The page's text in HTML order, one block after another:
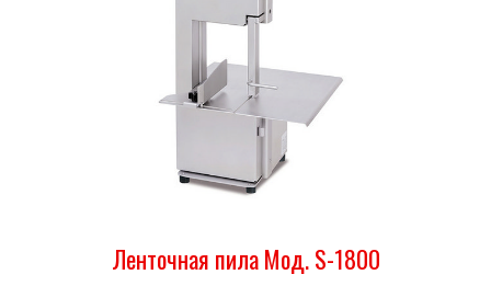
Ленточная пила Мод. S-1800